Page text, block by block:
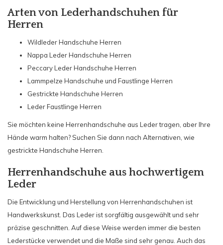
Arten von Lederhandschuhen für
Herren
Wildleder Handschuhe Herren
Nappa Leder Handschuhe Herren
Peccary Leder Handschuhe Herren
Lammpelze Handschuhe und Faustlinge Herren
Gestrickte Handschuhe Herren
Leder Faustlinge Herren
Sie möchten keine Herrenhandschuhe aus Leder tragen, aber Ihre
Hände warm halten? Suchen Sie dann nach Alternativen, wie
gestrickte Handschuhe Herren.
Herrenhandschuhe aus hochwertigem
Leder
Die Entwicklung und Herstellung von Herrenhandschuhen ist
Handwerkskunst. Das Leder ist sorgfältig ausgewählt und sehr
präzise geschnitten. Auf diese Weise werden immer die besten
Lederstücke verwendet und die Maße sind sehr genau. Auch das